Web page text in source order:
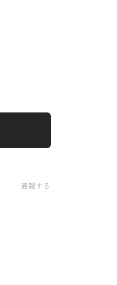
通報する